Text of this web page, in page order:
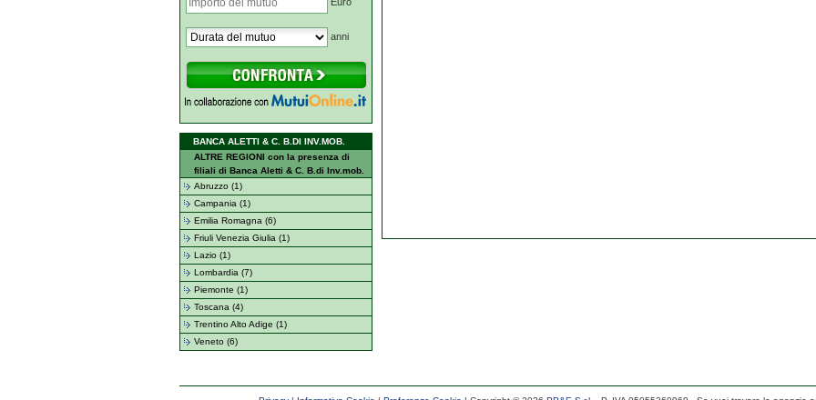
anni
BANCA ALETTI & C. B.DI INV.MOB.
ALTRE REGIONI con la presenza di
filiali di Banca Aletti & C. B.di Inv.mob.
Abruzzo (1)
Campania (1)
Emilia Romagna (6)
Friuli Venezia Giulia (1)
Lazio (1)
Lombardia (7)
Piemonte (1)
Toscana (4)
Trentino Alto Adige (1)
Veneto (6)